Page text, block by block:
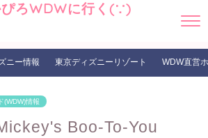
ろWDWに行く(∵)
ニー情報 東京ディズニーリゾート WDW直営
(WDW)情報
Boo-To-You